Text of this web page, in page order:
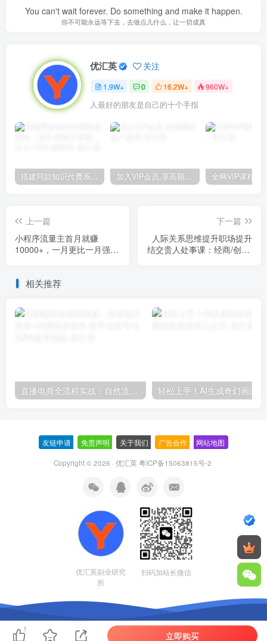
You can't wait forever. Do something and make it happen.
你不可能永远等下去，去做点儿什么，让一切成真
优汇英 关注
1.9W+ 0 16.2W+ 960W+
人最好的朋友是自己的十个手指
搭建同款知识付费系统网站，自己做站长挣钱，日入1000+很轻松 加入VIP会员,享高额的推广提成
上一篇
小程序流量主首月就赚
10000+，一月更比一月强！
下一篇
人际关系思维提升职场提升
结交贵人处事课：经商/创业/
相关推荐
直播电商全流程实战：自然流三板斧+付费投放优化,多平台起号与GMV提升指南
友链申请 免责声明 关于我们 广告合作 网站地图
Copyright © 2026 · 优汇英粤ICP备15063815号-2
优汇英副业研究
所
扫码加站长微信
1
立即购买